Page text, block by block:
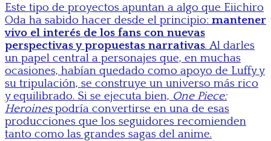
Este tipo de proyectos apuntan a algo que Eiichiro
Oda ha sabido hacer desde el principio: mantener
vivo el interés de los fans con nuevas
perspectivas y propuestas narrativas. Al darles
un papel central a personajes que, en muchas
ocasiones, habían quedado como apoyo de Luffy y
su tripulación, se construye un universo más rico
y equilibrado. Si se ejecuta bien, One Piece:
Heroinespodría convertirse en una de esas
producciones que los seguidores recomienden
tanto como las grandes sagas del anime.